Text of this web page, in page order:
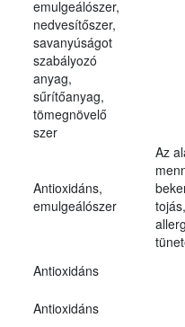
emulgeálószer,
nedvesítőszer,
savanyúságot
szabályozó
anyag,
sűrítőanyag,
tömegnövelő
szer
Antioxidáns,
emulgeálószer
Az
Antioxidáns
Antioxidáns